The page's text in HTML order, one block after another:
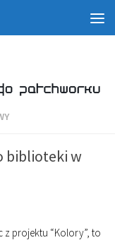
biblioteki w
z projektu “Kolory”, to